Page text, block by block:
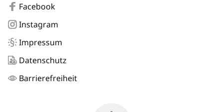
Facebook
Instagram
Impressum
Datenschutz
Barrierefreiheit